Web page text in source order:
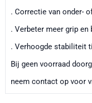
. Correctie van onder-
. Verbeter meer grip en
. Verhoogde stabiliteit
Bij geen voorraad
neem contact op voor